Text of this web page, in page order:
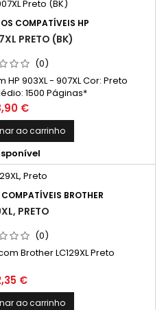
COMPATÍVEIS HP
PRETO (BK)
(0)
903XL - 907XL Cor: Preto
1500 Páginas*
€
ao carrinho
BROTHER
PRETO
(0)
Brother LC129XL Preto
€
ao carrinho